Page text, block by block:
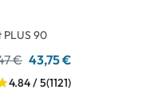
90
€ 43,75 €
4.84 / 5(1121)